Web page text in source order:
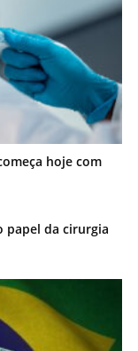
hoje com
papel da cirurgia